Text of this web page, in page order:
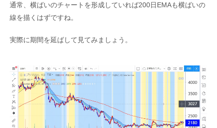
通常、横ばいのチャートを形成していれば200日EMAも横ばいの
線を描くはずですね。
実際に期間を延ばして見てみましょう。